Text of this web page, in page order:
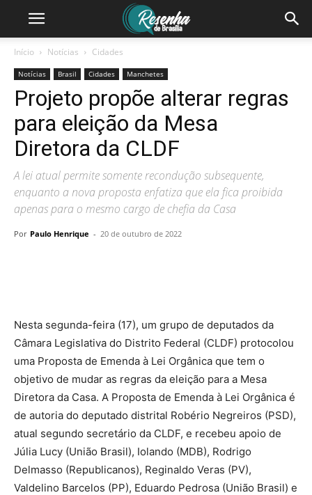
Início Notícias Cidades
Notícias Brasil Cidades Manchetes
Projeto propõe alterar regras
para eleição da Mesa
Diretora da CLDF
A lei atual permite somente recondução subsequente,
enquanto a nova proposta enfatiza que ela fica proibida
apenas para o mesmo cargo de chefia da Casa
Por Paulo Henrique - 20 de outubro de 2022
Nesta segunda-feira (17), um grupo de deputados da
Câmara Legislativa do Distrito Federal (CLDF) protocolou
uma Proposta de Emenda à Lei Orgânica que tem o
objetivo de mudar as regras da eleição para a Mesa
Diretora da Casa. A Proposta de Emenda à Lei Orgânica é
de autoria do deputado distrital Robério Negreiros (PSD),
atual segundo secretário da CLDF, e recebeu apoio de
Júlia Lucy (União Brasil), Iolando (MDB), Rodrigo
Delmasso (Republicanos), Reginaldo Veras (PV),
Valdelino Barcelos (PP), Eduardo Pedrosa (União Brasil) e